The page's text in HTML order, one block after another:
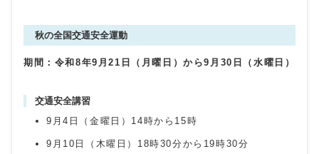
秋の全国交通安全運動
期間：令和8年9月21日（月曜日）から9月30日（水曜日）
交通安全講習
9月4日（金曜日）14時から15時
9月10日（木曜日）18時30分から19時30分